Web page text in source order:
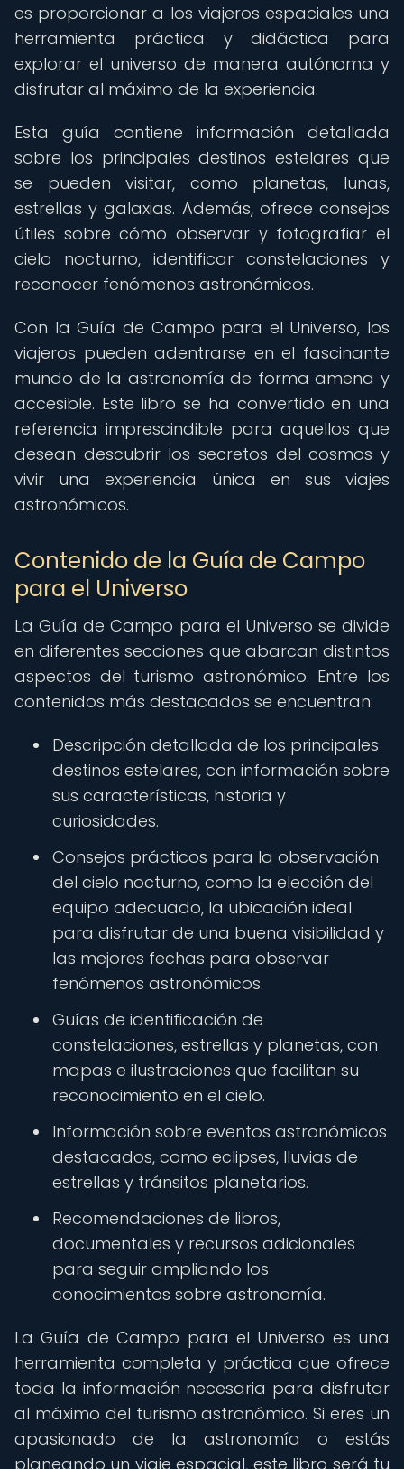
es proporcionar a los viajeros espaciales una
herramienta práctica y didáctica para
explorar el universo de manera autónoma y
disfrutar al máximo de la experiencia.
Esta guía contiene información detallada
sobre los principales destinos estelares que
se pueden visitar, como planetas, lunas,
estrellas y galaxias. Además, ofrece consejos
útiles sobre cómo observar y fotografiar el
cielo nocturno, identificar constelaciones y
reconocer fenómenos astronómicos.
Con la Guía de Campo para el Universo, los
viajeros pueden adentrarse en el fascinante
mundo de la astronomía de forma amena y
accesible. Este libro se ha convertido en una
referencia imprescindible para aquellos que
desean descubrir los secretos del cosmos y
vivir una experiencia única en sus viajes
astronómicos.
Contenido de la Guía de Campo
para el Universo
La Guía de Campo para el Universo se divide
en diferentes secciones que abarcan distintos
aspectos del turismo astronómico. Entre los
contenidos más destacados se encuentran:
Descripción detallada de los principales
destinos estelares, con información sobre
sus características, historia y
curiosidades.
Consejos prácticos para la observación
del cielo nocturno, como la elección del
equipo adecuado, la ubicación ideal
para disfrutar de una buena visibilidad y
las mejores fechas para observar
fenómenos astronómicos.
Guías de identificación de
constelaciones, estrellas y planetas, con
mapas e ilustraciones que facilitan su
reconocimiento en el cielo.
Información sobre eventos astronómicos
destacados, como eclipses, lluvias de
estrellas y tránsitos planetarios.
Recomendaciones de libros,
documentales y recursos adicionales
para seguir ampliando los
conocimientos sobre astronomía.
La Guía de Campo para el Universo es una
herramienta completa y práctica que ofrece
toda la información necesaria para disfrutar
al máximo del turismo astronómico. Si eres un
apasionado de la astronomía o estás
planeando un viaje espacial, este libro será tu